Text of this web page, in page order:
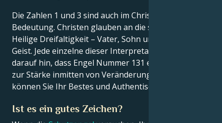
Die Zahlen 1 und 3 sind auch im Christentum von
Bedeutung. Christen glauben an die so genannte
Heilige Dreifaltigkeit – Vater, Sohn und Heiliger
Geist. Jede einzelne dieser Interpretationen deutet
darauf hin, dass Engel Nummer 131 eine Mahnung
zur Stärke inmitten von Veränderungen ist. Nur so
können Sie Ihr Bestes und Authentisches leben.
Ist es ein gutes Zeichen?